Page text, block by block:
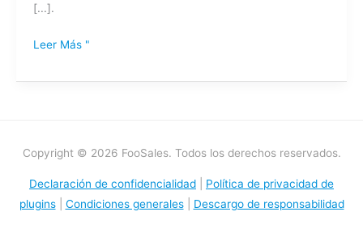
[...].
Leer Más "
Copyright © 2026 FooSales. Todos los derechos reservados.
Declaración de confidencialidad
Política de privacidad de
plugins| Condiciones generales| Descargo de responsabilidad